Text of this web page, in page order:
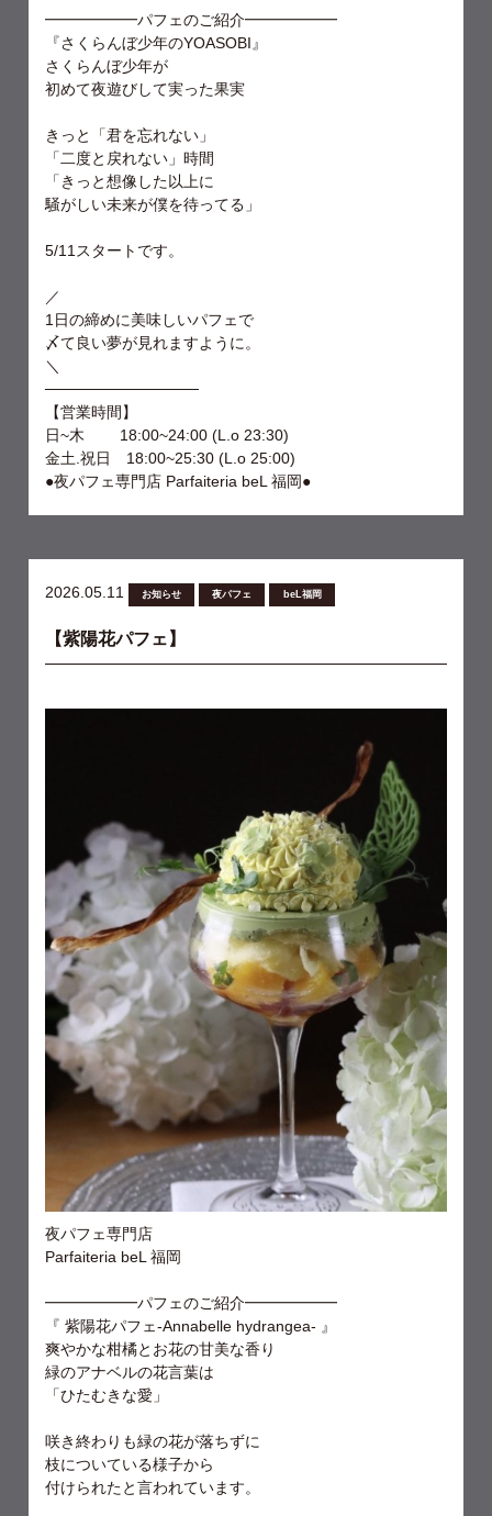
━━━━━━パフェのご紹介━━━━━━
『さくらんぼ少年のYOASOBI』
さくらんぼ少年が
初めて夜遊びして実った果実
きっと「君を忘れない」
「二度と戻れない」時間
「きっと想像した以上に
騒がしい未来が僕を待ってる」
5/11スタートです。
／
1日の締めに美味しいパフェで
〆て良い夢が見れますように。
＼
──────────────
【営業時間】
日~木 18:00~24:00 (L.o 23:30)
金土.祝日 18:00~25:30 (L.o 25:00)
●夜パフェ専門店 Parfaiteria beL 福岡●
2026.05.11 お知らせ 夜パフェ beL福岡
【紫陽花パフェ】
夜パフェ専門店
Parfaiteria beL 福岡
━━━━━━パフェのご紹介━━━━━━
『 紫陽花パフェ-Annabelle hydrangea- 』
爽やかな柑橘とお花の甘美な香り
緑のアナベルの花言葉は
「ひたむきな愛」
咲き終わりも緑の花が落ちずに
枝についている様子から
付けられたと言われています。